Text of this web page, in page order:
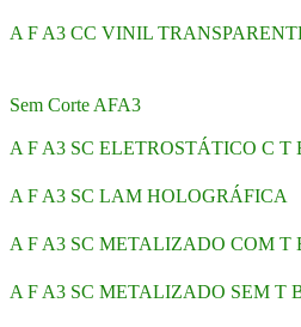
A F A3 CC VINIL
Sem Corte AFA3
A F A3 SC ELETROSTÁTICO C T
A F A3 SC LAM HOLOGRÁFICA
A F A3 SC METALIZADO COM T
A F A3 SC METALIZADO SEM T